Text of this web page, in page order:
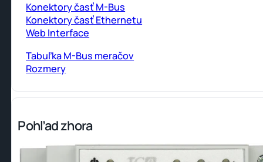
Konektory časť M-Bus
Konektory časť Ethernetu
Web Interface
Tabuľka M-Bus meračov
Rozmery
Pohľad zhora